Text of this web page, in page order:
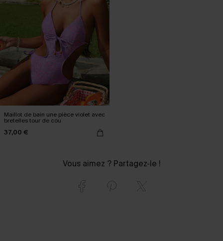
Maillot de bain une pièce violet avec
bretelles tour de cou
37,00 €
Vous aimez ? Partagez-le !